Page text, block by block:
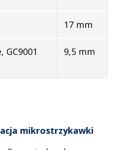
17 mm
GC9001 9,5 mm
mikrostrzykawki